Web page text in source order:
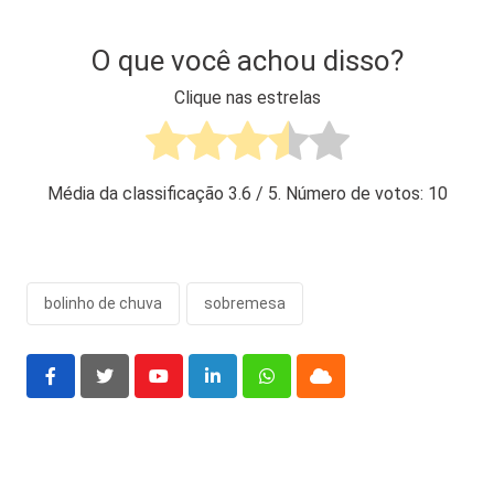
O que você achou disso?
Clique nas estrelas
Média da classificação 3.6 / 5. Número de votos: 10
bolinho de chuva sobremesa
YoutubeLinkedInWhatsappCloud